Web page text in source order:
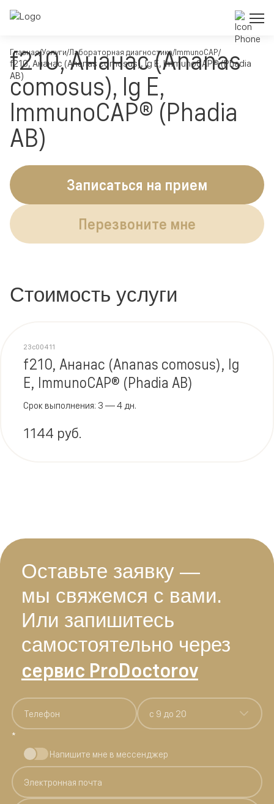
Главная Услуги Лабораторная диагностика ImmunoCAP
f210, Ананас (Ananas comosus), Ig E, ImmunoCAP® (Phadia
AB)
f210, Ананас (Ananas
comosus), Ig E,
ImmunoCAP® (Phadia
AB)
Записаться на прием
Перезвоните мне
Стоимость услуги
f210, Ананас (Ananas comosus), Ig
E, ImmunoCAP® (Phadia AB)
23c00411
1144 руб.
Срок выполнения: 3 — 4 дн.
Оставьте заявку —
мы свяжемся с вами.
Или запишитесь
самостоятельно через
сервис ProDoctorov
*
c 9 до 20
Напишите мне в мессенджер